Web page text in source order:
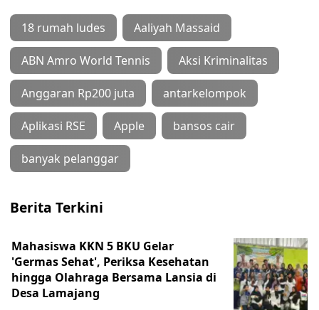
18 rumah ludes Aaliyah Massaid
ABN Amro World Tennis Aksi Kriminalitas
Anggaran Rp200 juta antarkelompok
Aplikasi RSE Apple bansos cair
banyak pelanggar
Berita Terkini
Mahasiswa KKN 5 BKU Gelar
'Germas Sehat', Periksa Kesehatan
hingga Olahraga Bersama Lansia di
Desa Lamajang